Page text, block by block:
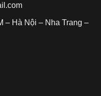
– Hà Nội – Nha Trang –